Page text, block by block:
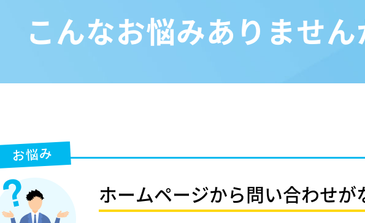
こんなお悩みありません
お悩み
ホームページから問い合わせが